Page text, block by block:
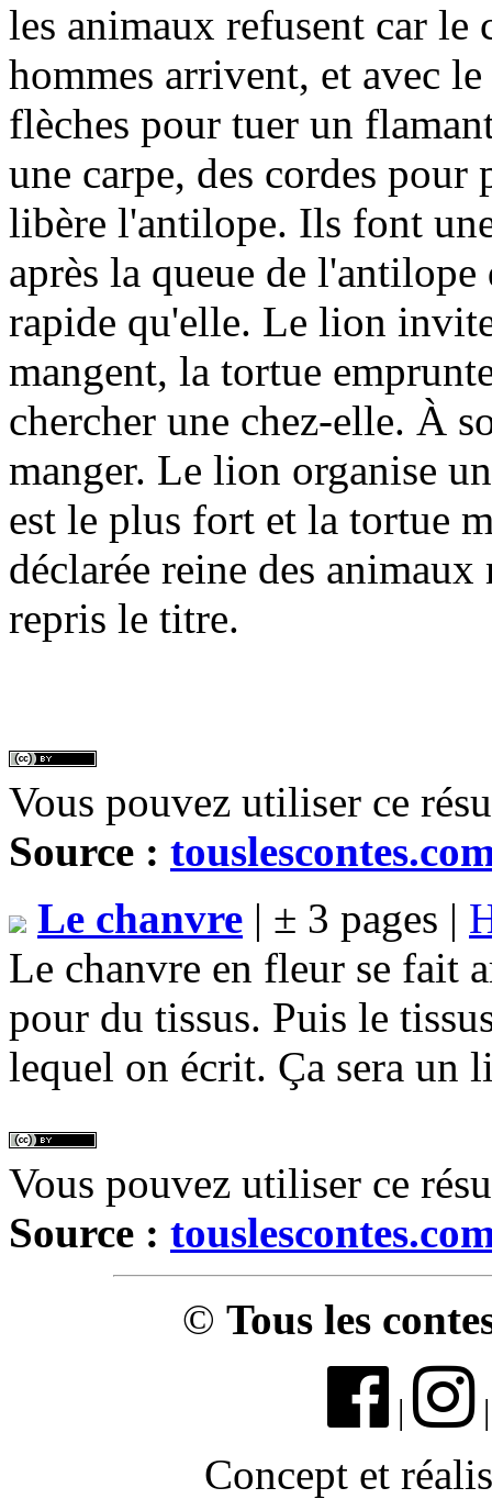
les animaux refusent car
hommes arrivent, et avec
flèches pour tuer un
une carpe, des cordes
libère l'antilope. Ils font
après la queue de
rapide qu'elle. Le lion
mangent, la tortue
chercher une chez-elle. À
manger. Le lion organise
est le plus fort et la tortue
déclarée reine des
repris le titre.
Vous pouvez utiliser ce
Source :
Le chanvre | ± 3 pages |
Le chanvre en fleur se fait
pour du tissus. Puis le
lequel on écrit. Ça sera un
Vous pouvez utiliser ce
Source :
© Tous les
|
Concept et